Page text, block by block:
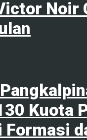
Noir
Kuota
Formasi